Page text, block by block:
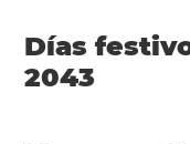
Días
2043